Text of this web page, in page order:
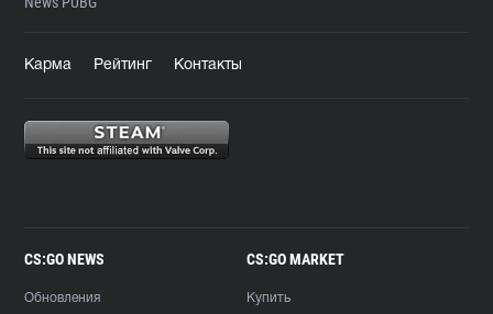
Карма Рейтинг Контакты
CS:GO NEWS
Обновления
CS:GO MARKET
Купить